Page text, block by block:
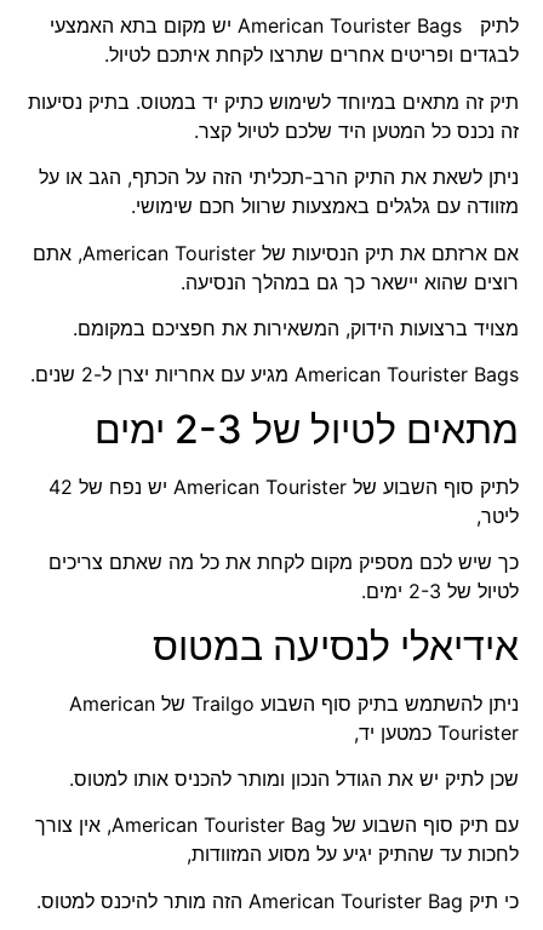
לתיק American Tourister Bags יש מקום בתא האמצעי
לבגדים ופריטים אחרים שתרצו לקחת איתכם לטיול.
תיק זה מתאים במיוחד לשימוש כתיק יד במטוס. בתיק נסיעות
זה נכנס כל המטען היד שלכם לטיול קצר.
ניתן לשאת את התיק הרב-תכליתי הזה על הכתף, הגב או על
מזוודה עם גלגלים באמצעות שרוול חכם שימושי.
אם ארזתם את תיק הנסיעות של American Tourister, אתם
רוצים שהוא יישאר כך גם במהלך הנסיעה.
מצויד ברצועות הידוק, המשאירות את חפציכם במקומם.
American Tourister Bags מגיע עם אחריות יצרן ל-2 שנים.
מתאים לטיול של 2-3 ימים
לתיק סוף השבוע של American Tourister יש נפח של 42
ליטר,
כך שיש לכם מספיק מקום לקחת את כל מה שאתם צריכים
לטיול של 2-3 ימים.
אידיאלי לנסיעה במטוס
ניתן להשתמש בתיק סוף השבוע Trailgo של American
Tourister כמטען יד,
שכן לתיק יש את הגודל הנכון ומותר להכניס אותו למטוס.
עם תיק סוף השבוע של American Tourister Bag, אין צורך
לחכות עד שהתיק יגיע על מסוע המזוודות,
כי תיק American Tourister Bag הזה מותר להיכנס למטוס.